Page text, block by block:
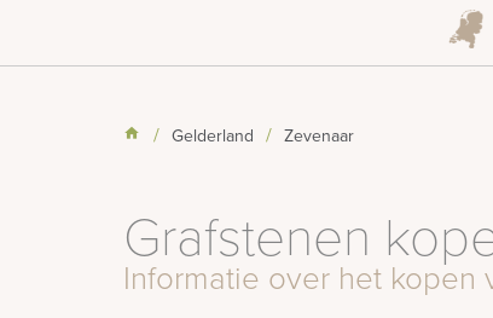
Gelderland Zevenaar
Grafstenen
Informatie over het